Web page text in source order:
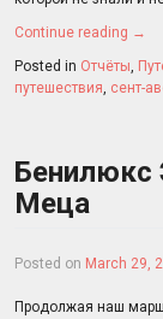
Continue reading →
Posted in Отчёты,
путешествия, сент-
Бенилюкс
Меца
Posted on March 29,
Продолжая наш